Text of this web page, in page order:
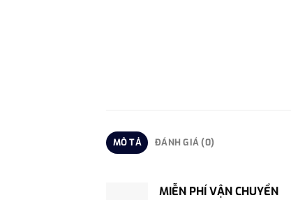
MÔ TẢ ĐÁNH GIÁ (0)
MIỄN PHÍ VẬN CHUYỂN